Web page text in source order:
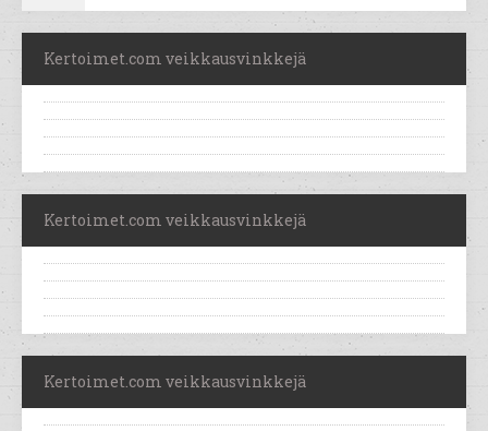
Kertoimet.com veikkausvinkkejä
Kertoimet.com veikkausvinkkejä
Kertoimet.com veikkausvinkkejä